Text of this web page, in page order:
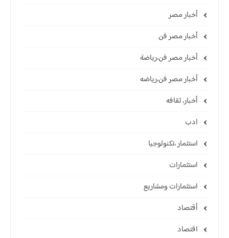
أخبار مصر
أخبار مصر فن
أخبار مصر فن،رياضة
أخبار مصر فن،رياضه
أخبار، ثقافه
ادب
استثمار ،تكنولوجيا
استثمارات
استثمارات ومشاريع
أقتصاد
اقتصاد